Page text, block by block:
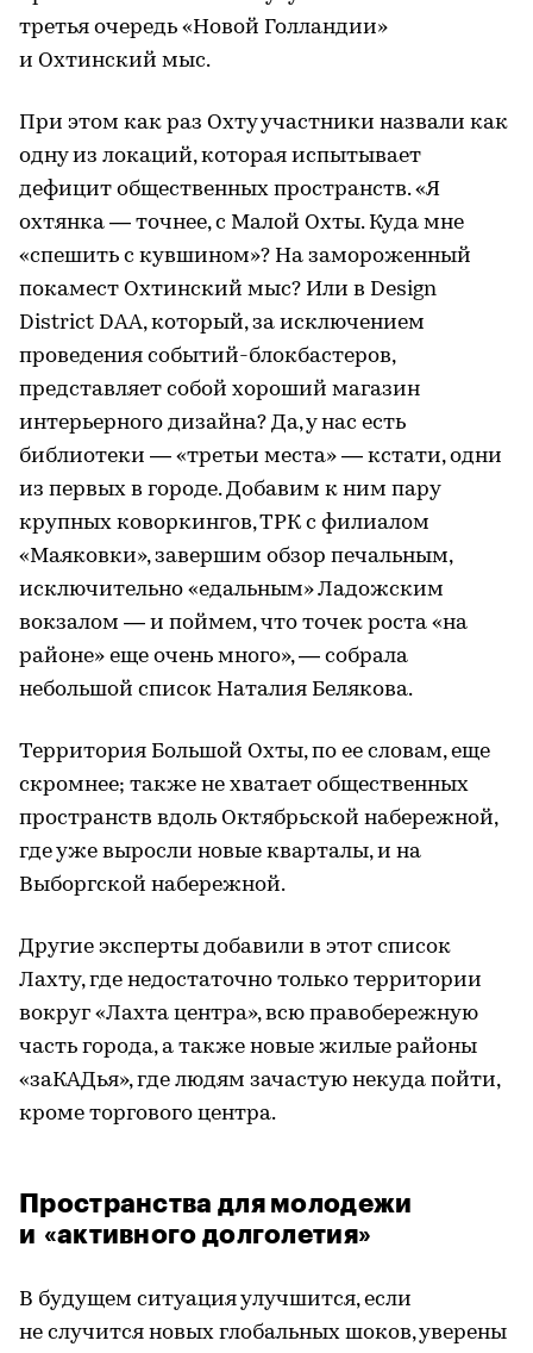
третья очередь «Новой Голландии»
и Охтинский мыс.
При этом как раз Охту участники назвали как
одну из локаций, которая испытывает
дефицит общественных пространств. «Я
охтянка — точнее, с Малой Охты. Куда мне
«спешить с кувшином»? На замороженный
покамест Охтинский мыс? Или в Design
District DAA, который, за исключением
проведения событий-блокбастеров,
представляет собой хороший магазин
интерьерного дизайна? Да, у нас есть
библиотеки — «третьи места» — кстати, одни
из первых в городе. Добавим к ним пару
крупных коворкингов, ТРК с филиалом
«Маяковки», завершим обзор печальным,
исключительно «едальным» Ладожским
вокзалом — и поймем, что точек роста «на
районе» еще очень много», — собрала
небольшой список Наталия Белякова.
Территория Большой Охты, по ее словам, еще
скромнее; также не хватает общественных
пространств вдоль Октябрьской набережной,
где уже выросли новые кварталы, и на
Выборгской набережной.
Другие эксперты добавили в этот список
Лахту, где недостаточно только территории
вокруг «Лахта центра», всю правобережную
часть города, а также новые жилые районы
«заКАДья», где людям зачастую некуда пойти,
кроме торгового центра.
Пространства для молодежи
и «активного долголетия»
В будущем ситуация улучшится, если
не случится новых глобальных шоков, уверены